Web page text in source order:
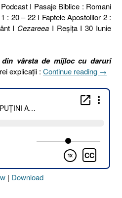
I Pasaje Biblice : Romani
: 20 – 22 I Faptele Apostolilor 2 :
I Cezareea I Reşiţa I 30 Iunie
vârsta de mijloc cu daruri
explicații : Continue reading „182
2024.
DE
→
| Download